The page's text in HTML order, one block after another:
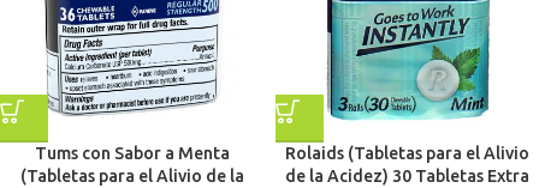
Tums con Sabor a Menta
(Tabletas para el Alivio de la
Rolaids (Tabletas para el Alivio
de la Acidez) 30 Tabletas Extra